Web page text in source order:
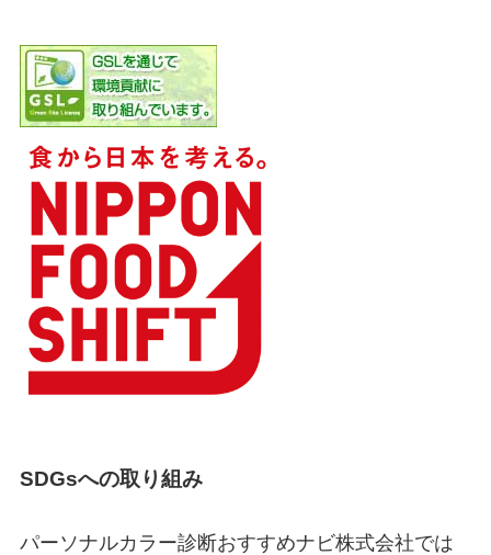
SDGsへの取り組み
パーソナルカラー診断おすすめナビ株式会社では